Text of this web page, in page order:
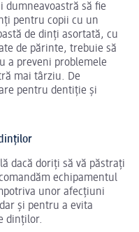
să fie
pentru copii cu un
de dinți asortată, cu
de părinte, trebuie să
a preveni problemele
mai târziu. De
pentru dentiție și
dacă doriți să vă păstrați
echipamentul
unor afecțiuni
și pentru a evita
dinților.